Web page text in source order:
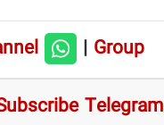
|Group
Telegram